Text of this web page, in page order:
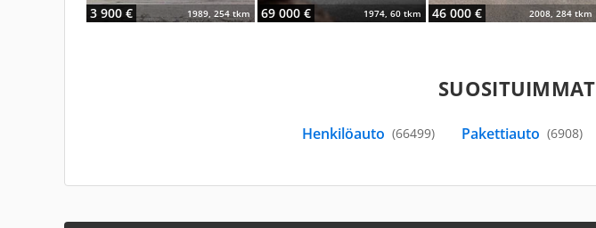
3 900 € 1989, 254 tkm 69 000 € 1974, 60 tkm 46 000 € 2008, 284 tkm
(66499) (6908)